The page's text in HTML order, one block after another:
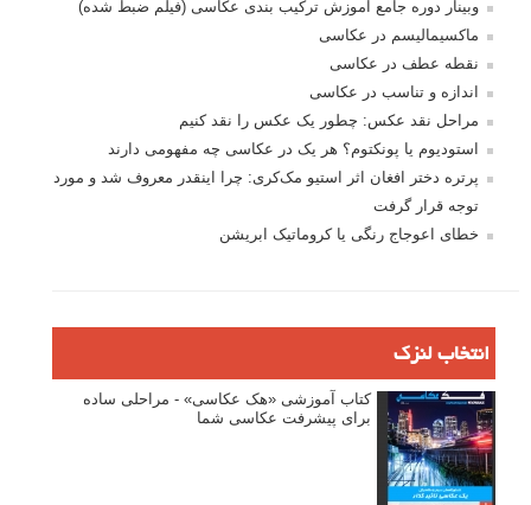
وبینار دوره جامع آموزش ترکیب بندی عکاسی (فیلم ضبط شده)
ماکسیمالیسم در عکاسی
نقطه عطف در عکاسی
اندازه و تناسب در عکاسی
مراحل نقد عکس: چطور یک عکس را نقد کنیم
استودیوم یا پونکتوم؟ هر یک در عکاسی چه مفهومی دارند
پرتره دختر افغان اثر استیو مک‌کری: چرا اینقدر معروف شد و مورد
توجه قرار گرفت
خطای اعوجاج رنگی یا کروماتیک ابریشن
انتخاب لنزک
کتاب آموزشی «هک عکاسی» - مراحلی ساده
برای پیشرفت عکاسی شما